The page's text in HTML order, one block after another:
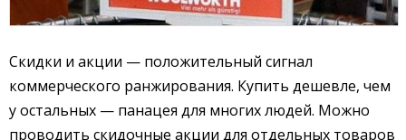
Скидки и акции — положительный сигнал
коммерческого ранжирования. Купить дешевле, чем
у остальных — панацея для многих людей. Можно
проводить скидочные акции для отдельных товаров